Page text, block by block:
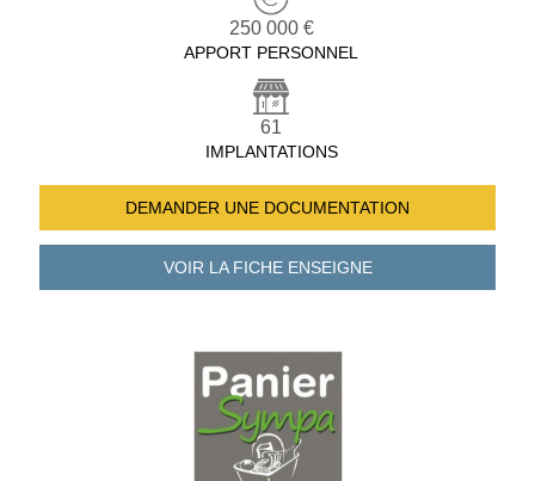
250 000 €
APPORT PERSONNEL
61
IMPLANTATIONS
DEMANDER UNE DOCUMENTATION
VOIR LA FICHEENSEIGNE